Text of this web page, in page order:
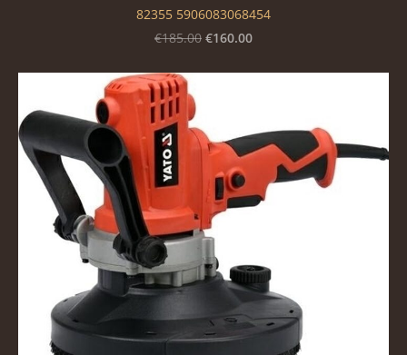
82355 5906083068454
€185.00 €160.00